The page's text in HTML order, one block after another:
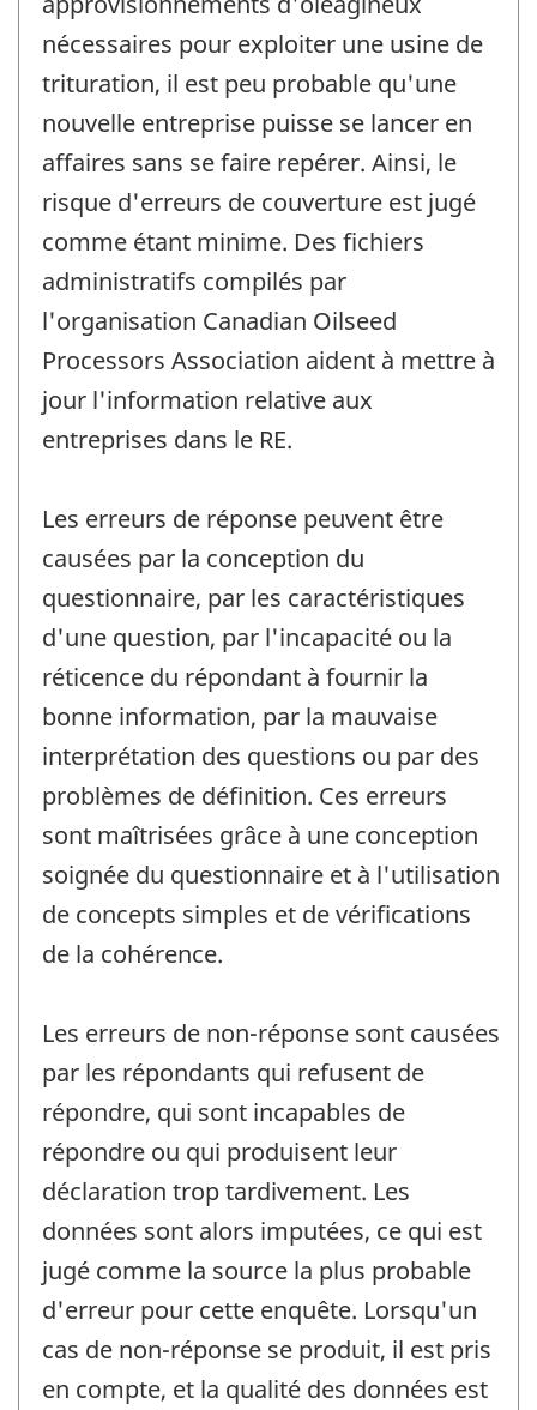
nécessaires pour exploiter une usine de
trituration, il est peu probable qu'une
nouvelle entreprise puisse se lancer en
affaires sans se faire repérer. Ainsi, le
risque d'erreurs de couverture est jugé
comme étant minime. Des fichiers
administratifs compilés par
l'organisation Canadian Oilseed
Processors Association aident à mettre à
jour l'information relative aux
entreprises dans le RE.
Les erreurs de réponse peuvent être
causées par la conception du
questionnaire, par les caractéristiques
d'une question, par l'incapacité ou la
réticence du répondant à fournir la
bonne information, par la mauvaise
interprétation des questions ou par des
problèmes de définition. Ces erreurs
sont maîtrisées grâce à une conception
soignée du questionnaire et à l'utilisation
de concepts simples et de vérifications
de la cohérence.
Les erreurs de non-réponse sont causées
par les répondants qui refusent de
répondre, qui sont incapables de
répondre ou qui produisent leur
déclaration trop tardivement. Les
données sont alors imputées, ce qui est
jugé comme la source la plus probable
d'erreur pour cette enquête. Lorsqu'un
cas de non-réponse se produit, il est pris
en compte, et la qualité des données est